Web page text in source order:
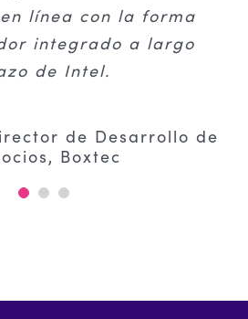
línea con la forma
integrado a largo
de Intel.
de Desarrollo de
Boxtec
de cuentas, Suse